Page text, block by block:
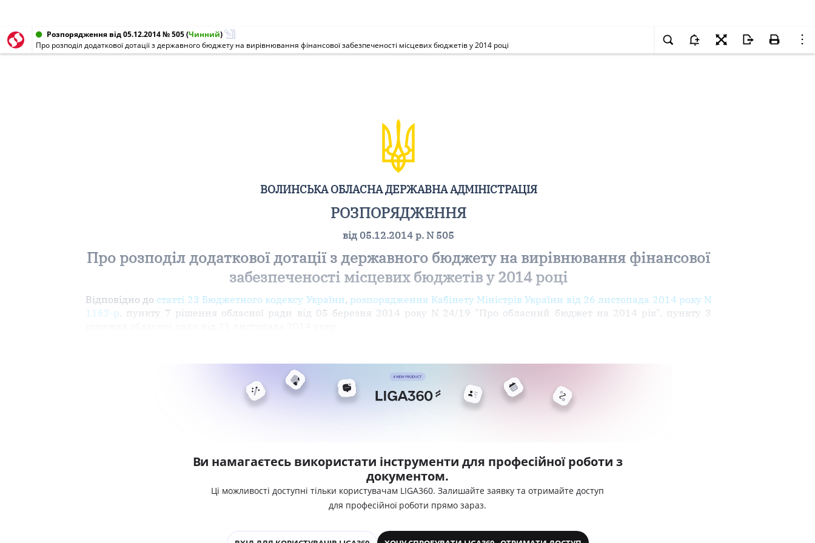
Розпорядження від 05.12.2014 № 505(Чинний)
Про розподіл додаткової дотації з державного бюджету на вирівнювання фінансової забезпеченості місцевих бюджетів у 2014 році
ВОЛИНСЬКА ОБЛАСНА ДЕРЖАВНА АДМІНІСТРАЦІЯ
РОЗПОРЯДЖЕННЯ
від 05.12.2014 р. N 505
Про розподіл додаткової дотації з державного бюджету на вирівнювання фінансової
забезпеченості місцевих бюджетів у 2014 році
Відповідно до статті 23 Бюджетного кодексу України,розпорядження Кабінету Міністрів України від 26 листопада 2014 року N
1162-р, пункту 7 рішення обласної ради від 05 березня 2014 року N 24/19 "Про обласний бюджет на 2014 рік", пункту 3
Ви намагаєтесь використати інструменти для професійної роботи з
документом.
Ці можливості доступні тільки користувачам LIGA360. Залишайте заявку та отримайте доступ
для професійної роботи прямо зараз.